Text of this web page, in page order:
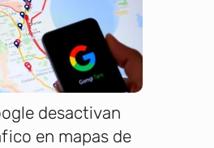
desactivan
en mapas de